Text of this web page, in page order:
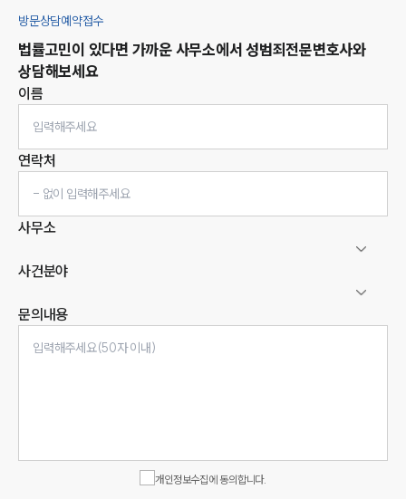
방문상담예약접수
법률고민이 있다면 가까운 사무소에서 성범죄전문변호사와
상담해보세요
이름
연락처
사무소
사건분야
문의내용
개인정보수집에 동의합니다.